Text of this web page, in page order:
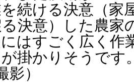
続ける決意（家
決意）した農家
はすごく広く
掛かりそうです
）